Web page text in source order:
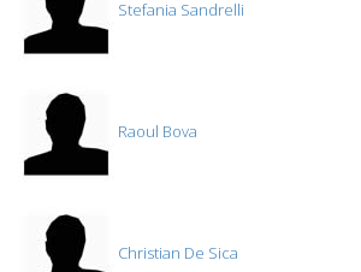
Stefania Sandrelli
Raoul Bova
Christian De Sica